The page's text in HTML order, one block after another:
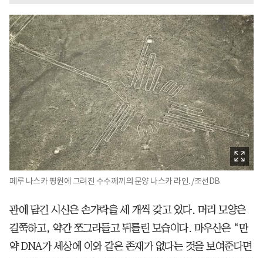
페루 나스카 평원에 그려진 수수께끼의 문양 나스카 라인. /조선DB
관에 담긴 시신은 손가락을 세 개씩 갖고 있다. 머리 모양은
길쭉하고, 약간 쪼그라들고 뒤틀린 모습이다. 마우산은 “만
약 DNA가 세상에 이와 같은 존재가 없다는 것을 보여준다면